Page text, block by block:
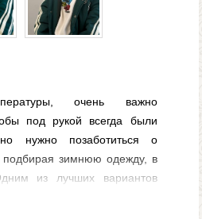
очень важно
под рукой всегда были
нужно позаботиться о
подбирая зимнюю одежду, в
из лучших вариантов
шапка красная LARRY CH